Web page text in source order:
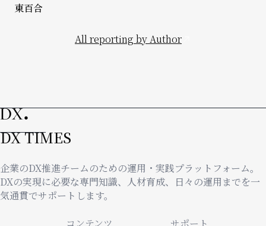
東百合
All reporting by Author
DX TIMES
企業のDX推進チームのための運用・実践プラットフォーム。
DXの実現に必要な専門知識、人材育成、日々の運用までを一
気通貫でサポートします。